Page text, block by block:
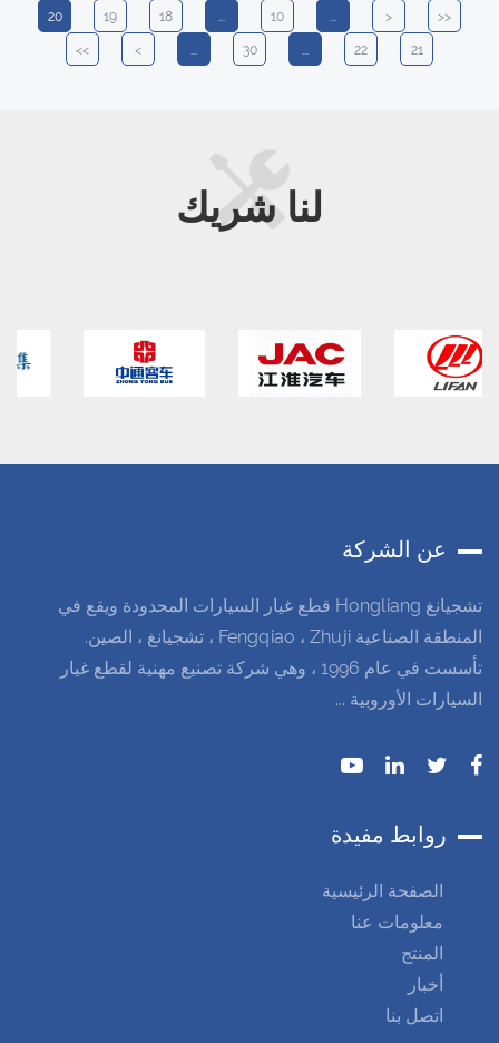
<<
<
...
10
...
18
19
20
21
22
...
30
...
>
>>
لنا شريك
عن الشركة
تشجيانغ Hongliang قطع غيار السيارات المحدودة ويقع في
المنطقة الصناعية Fengqiao ، Zhuji ، تشجيانغ ، الصين.
تأسست في عام 1996 ، وهي شركة تصنيع مهنية لقطع غيار
السيارات الأوروبية ...
روابط مفيدة
الصفحة الرئيسية
معلومات عنا
المنتج
أخبار
اتصل بنا